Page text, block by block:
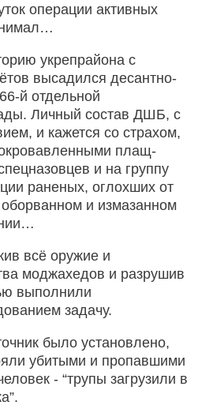
операции активных
укрепрайона с
высадился десантно-
й отдельной
Личный состав ДШБ, с
и кажется со страхом,
плащ-
и на группу
раненых, оглохших от
и измазанном
всё оружие и
моджахедов и разрушив
выполнили
задачу.
было установлено,
убитыми и пропавшими
- “трупы загрузили в